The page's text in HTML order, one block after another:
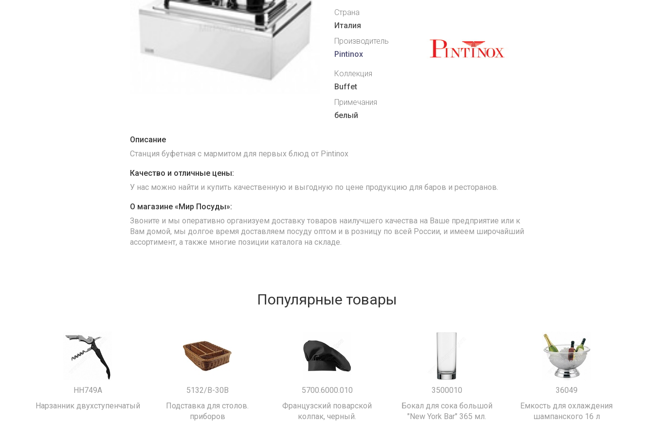
Страна
Италия
Производитель
Pintinox
Коллекция
Buffet
Примечания
белый
Описание
Станция буфетная с мармитом для первых блюд от Pintinox
Качество и отличные цены:
У нас можно найти и купить качественную и выгодную по цене продукцию для баров и ресторанов.
О магазине «Мир Посуды»:
Звоните и мы оперативно организуем доставку товаров наилучшего качества на Ваше предприятие или к
Вам домой, мы долгое время доставляем посуду оптом и в розницу по всей России, и имеем широчайший
ассортимент, а также многие позиции каталога на складе.
Популярные товары
HH749A
Нарзанник двухступенчатый
5132/B-30B
Подставка для столов.
приборов
5700.6000.010
Французский поварской
колпак, черный.
3500010
Бокал для сока большой
"New York Bar" 365 мл.
36049
Емкость для охлаждения
шампанского 16 л